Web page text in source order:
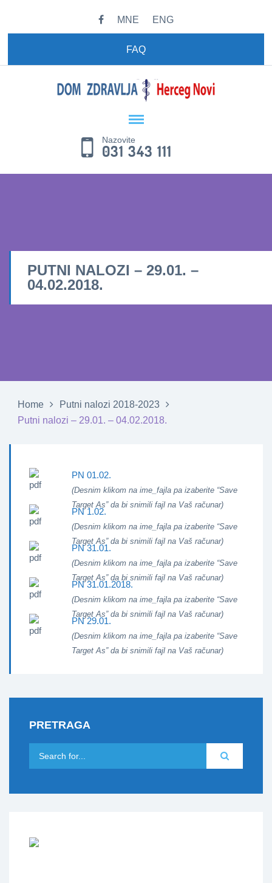
MNE ENG
FAQ
Nazovite
031 343 111
PUTNI NALOZI – 29.01. –
04.02.2018.
Home
Putni nalozi 2018-2023
Putni nalozi – 29.01. – 04.02.2018.
PN 01.02.
(Desnim klikom na ime_fajla pa izaberite “Save
Target As” da bi snimili fajl na Vaš računar)
PN 1.02.
(Desnim klikom na ime_fajla pa izaberite “Save
Target As” da bi snimili fajl na Vaš računar)
PN 31.01.
(Desnim klikom na ime_fajla pa izaberite “Save
Target As” da bi snimili fajl na Vaš računar)
PN 31.01.2018.
(Desnim klikom na ime_fajla pa izaberite “Save
Target As” da bi snimili fajl na Vaš računar)
PN 29.01.
(Desnim klikom na ime_fajla pa izaberite “Save
Target As” da bi snimili fajl na Vaš računar)
PRETRAGA